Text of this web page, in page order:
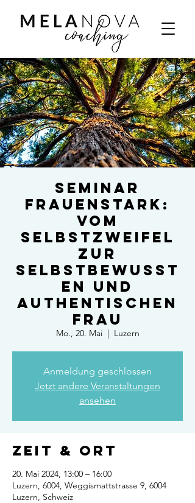
Seminar
Frauenstark:
Vom
Selbstzweifel
zur
selbstbewusst
en und
authentischen
Frau
Mo., 20. Mai
  |
Luzern
Anmeldung geschlossen
Jetzt andere Veranstaltungen
ansehen
Zeit & Ort
20. Mai 2024, 13:00 – 16:00
Luzern, 6004, Weggismattstrasse 9, 6004
Luzern, Schweiz